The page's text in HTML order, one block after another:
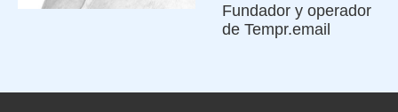
Fundador y operador
de Tempr.email